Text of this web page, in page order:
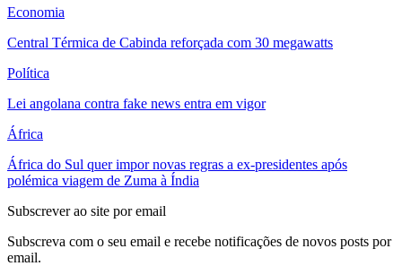
Economia
Central Térmica de Cabinda reforçada com 30 megawatts
Política
Lei angolana contra fake news entra em vigor
África
África do Sul quer impor novas regras a ex-presidentes após
polémica viagem de Zuma à Índia
Subscrever ao site por email
Subscreva com o seu email e recebe notificações de novos posts por
email.